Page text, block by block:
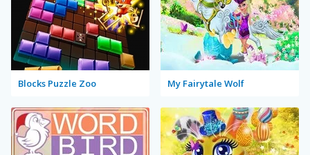
Blocks Puzzle Zoo My Fairytale Wolf